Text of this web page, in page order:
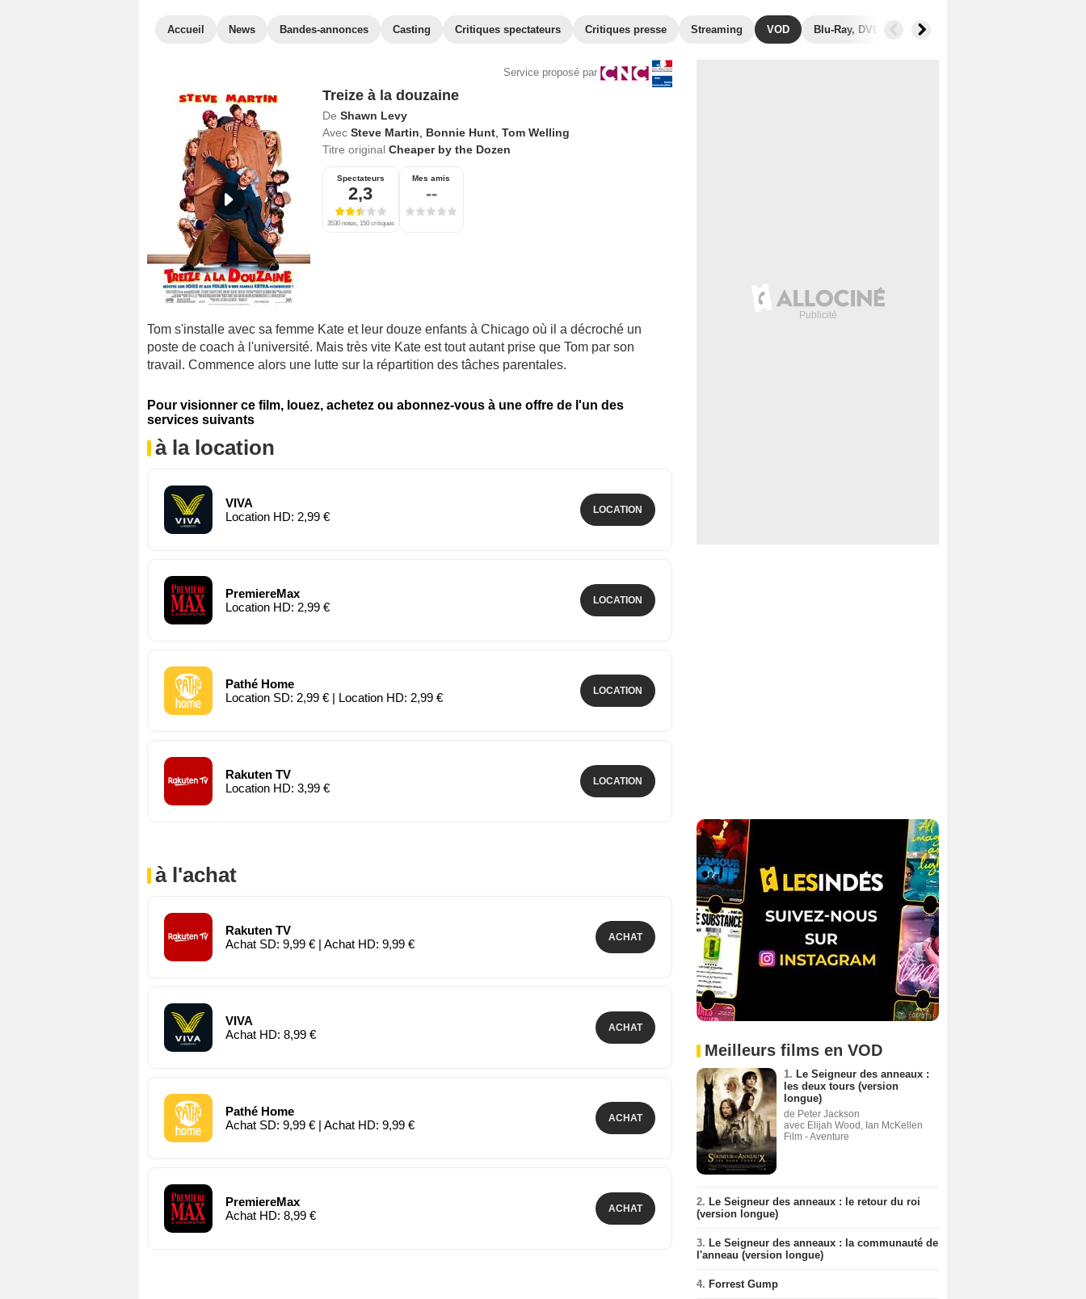
Accueil News Bandes-annonces Casting Critiques spectateurs Critiques presse Streaming VOD Blu-Ray, DVD Photos
Service proposé par
Treize à la douzaine
De Shawn Levy
Avec Steve Martin Bonnie Hunt, Tom Welling
Titre original Cheaper by the Dozen
Spectateurs
2,3
3530 notes, 150 critiques
Mes amis
--
Tom s'installe avec sa femme Kate et leur douze enfants à Chicago où il a décroché un
poste de coach à l'université. Mais très vite Kate est tout autant prise que Tom par son
travail. Commence alors une lutte sur la répartition des tâches parentales.
Pour visionner ce film, louez, achetez ou abonnez-vous à une offre de l'un des
services suivants
à la location
VIVA
Location HD: 2,99 €
LOCATION
PremiereMax
Location HD: 2,99 €
LOCATION
Pathé Home
Location SD: 2,99 € | Location HD: 2,99 €
LOCATION
Rakuten TV
Location HD: 3,99 €
LOCATION
à l'achat
Rakuten TV
Achat SD: 9,99 € | Achat HD: 9,99 €
ACHAT
VIVA
Achat HD: 8,99 €
ACHAT
Pathé Home
Achat SD: 9,99 € | Achat HD: 9,99 €
ACHAT
PremiereMax
Achat HD: 8,99 €
ACHAT
Meilleurs films en VOD
1. Le Seigneur des anneaux :
les deux tours (version
longue)
de Peter Jackson
avec Elijah Wood, Ian McKellen
Film - Aventure
2. Le Seigneur des anneaux : le retour du roi
(version longue)
3. Le Seigneur des anneaux : la communauté de
l'anneau (version longue)
4. Forrest Gump